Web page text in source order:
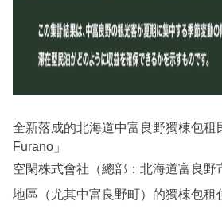
全新落成的北海道中富良野獨棟包租
Furano」
空閑株式會社（總部：北海道富良野
地區（尤其中富良野町）的獨棟包租